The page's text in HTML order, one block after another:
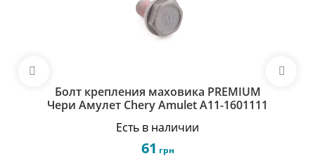
Болт крепления маховика PREMIUM
Чери Амулет Chery Amulet A11-1601111
Есть в наличии
61 грн